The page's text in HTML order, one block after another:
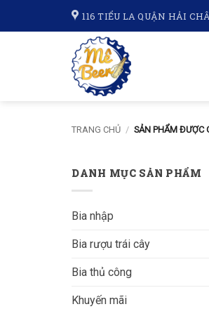
116 TIỂU LA QUẬN HẢI
TRANG CHỦ / SẢN PHẨM ĐƯỢC
DANH MỤC SẢN PHẨM
Bia nhập
Bia rượu trái cây
Bia thủ công
Khuyến mãi